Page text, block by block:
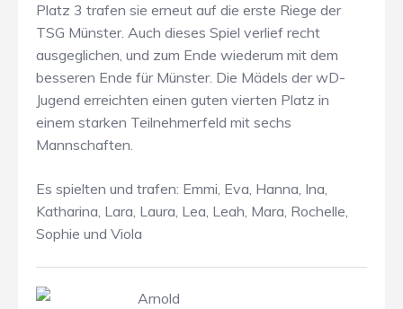
Platz 3 trafen sie erneut auf die erste Riege der
TSG Münster. Auch dieses Spiel verlief recht
ausgeglichen, und zum Ende wiederum mit dem
besseren Ende für Münster. Die Mädels der wD-
Jugend erreichten einen guten vierten Platz in
einem starken Teilnehmerfeld mit sechs
Mannschaften.
Es spielten und trafen: Emmi, Eva, Hanna, Ina,
Katharina, Lara, Laura, Lea, Leah, Mara, Rochelle,
Sophie und Viola
Arnold